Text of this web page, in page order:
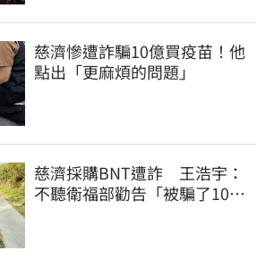
慈濟慘遭詐騙10億買疫苗！他
點出「更麻煩的問題」
慈濟採購BNT遭詐 王浩宇：
不聽衛福部勸告「被騙了10億